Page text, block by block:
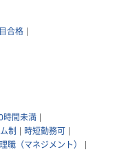
合格
時間未満
制
時短勤務可
職（マネジメント）